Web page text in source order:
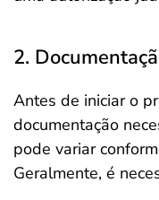
2.
Antes de iniciar o
documentação
pode variar
Geralmente, é